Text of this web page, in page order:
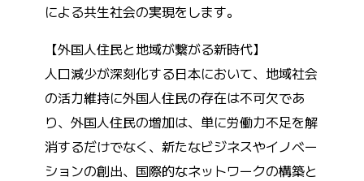
による共生社会の実現をします。
【外国人住民と地域が繋がる新時代】
人口減少が深刻化する日本において、地域社会
の活力維持に外国人住民の存在は不可欠であ
り、外国人住民の増加は、単に労働力不足を解
消するだけでなく、新たなビジネスやイノベー
ションの創出、国際的なネットワークの構築と